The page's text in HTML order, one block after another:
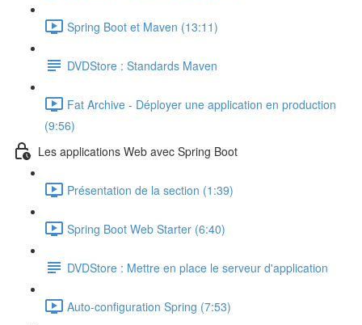
Spring Boot et Maven (13:11)
DVDStore : Standards Maven
Fat Archive - Déployer une application en production
(9:56)
Les applications Web avec Spring Boot
Présentation de la section (1:39)
Spring Boot Web Starter (6:40)
DVDStore : Mettre en place le serveur d'application
Auto-configuration Spring (7:53)